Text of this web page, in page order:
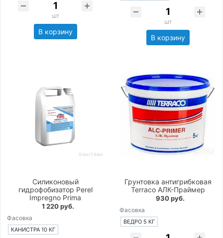
шт
В корзину
шт
В корзину
Силиконовый
гидрофобизатор Perel
Impregno Prima
1 220 руб.
Фасовка
КАНИСТРА 10 КГ
Грунтовка антигрибковая
Terraco АЛК-Праймер
930 руб.
Фасовка
ВЕДРО 5 КГ